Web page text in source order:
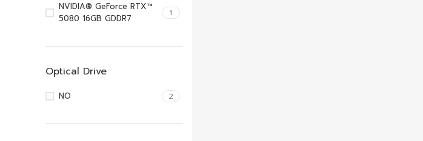
NVIDIA® GeForce RTX™
5080 16GB GDDR7
1
Optical Drive
NO 2